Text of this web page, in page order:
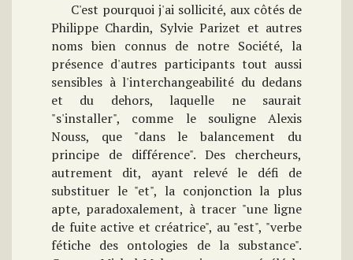
C'est pourquoi j'ai sollicité, aux côtés de
Philippe Chardin, Sylvie Parizet et autres
noms bien connus de notre Société, la
présence d'autres participants tout aussi
sensibles à l'interchangeabilité du dedans
et du dehors, laquelle ne saurait
"s'installer", comme le souligne Alexis
Nouss, que "dans le balancement du
principe de différence". Des chercheurs,
autrement dit, ayant relevé le défi de
substituer le "et", la conjonction la plus
apte, paradoxalement, à tracer "une ligne
de fuite active et créatrice", au "est", "verbe
fétiche des ontologies de la substance".